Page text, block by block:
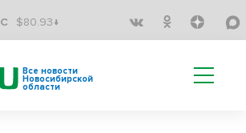
$80.93↓
Все новости
Новосибирской
области